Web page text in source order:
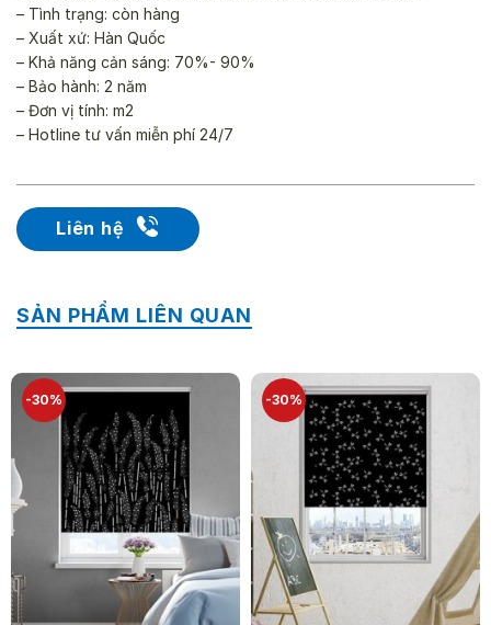
Liên hệ
– Tình trạng: còn hàng
– Xuất xứ: Hàn Quốc
– Khả năng cản sáng: 70%- 90%
– Bảo hành: 2 năm
– Đơn vị tính: m2
– Hotline tư vấn miễn phí 24/7
SẢN PHẨM LIÊN QUAN
-30% -30%